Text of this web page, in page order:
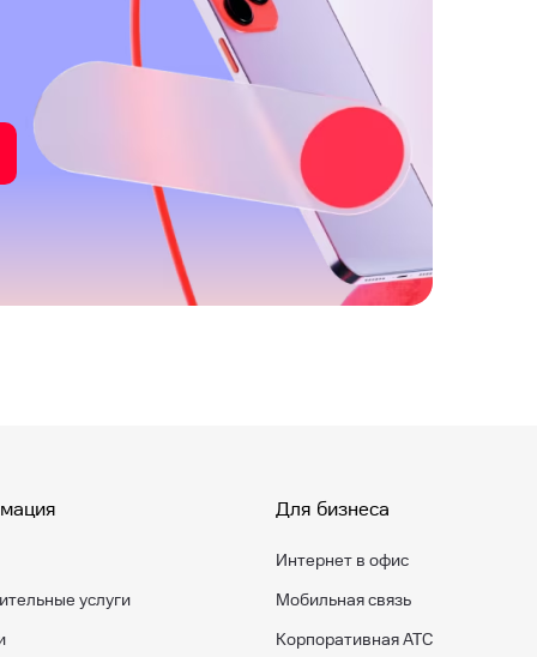
услуги
Для бизнеса
Интернет в офис
Мобильная связь
Корпоративная АТС